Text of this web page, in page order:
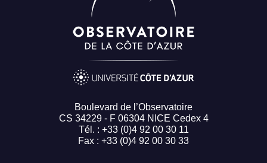
Boulevard de l’Observatoire
CS 34229 - F 06304 NICE Cedex 4
Tél. : +33 (0)4 92 00 30 11
Fax : +33 (0)4 92 00 30 33